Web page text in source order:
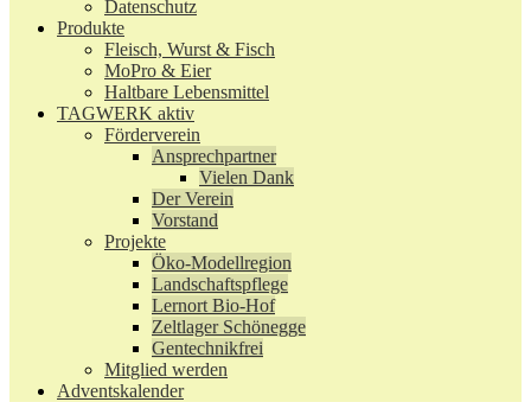
Datenschutz
Produkte
Fleisch, Wurst & Fisch
MoPro & Eier
Haltbare Lebensmittel
TAGWERK aktiv
Förderverein
Ansprechpartner
Vielen Dank
Der Verein
Vorstand
Projekte
Öko-Modellregion
Landschaftspflege
Lernort Bio-Hof
Zeltlager Schönegge
Gentechnikfrei
Mitglied werden
Adventskalender